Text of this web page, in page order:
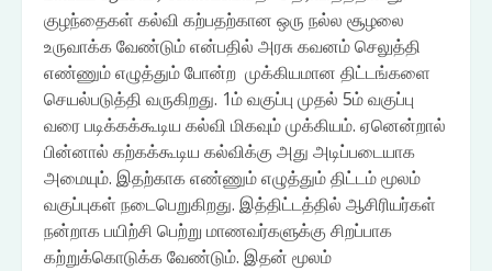
குழந்தைகள் கல்வி கற்பதற்கான ஒரு நல்ல சூழலை
உருவாக்க வேண்டும் என்பதில் அரசு கவனம் செலுத்தி
எண்ணும் எழுத்தும் போன்ற முக்கியமான திட்டங்களை
செயல்படுத்தி வருகிறது. 1ம் வகுப்பு முதல் 5ம் வகுப்பு
வரை படிக்கக்கூடிய கல்வி மிகவும் முக்கியம். ஏனென்றால்
பின்னால் கற்கக்கூடிய கல்விக்கு அது அடிப்படையாக
அமையும். இதற்காக எண்ணும் எழுத்தும் திட்டம் மூலம்
வகுப்புகள் நடைபெறுகிறது. இத்திட்டத்தில் ஆசிரியர்கள்
நன்றாக பயிற்சி பெற்று மாணவர்களுக்கு சிறப்பாக
கற்றுக்கொடுக்க வேண்டும். இதன் மூலம்